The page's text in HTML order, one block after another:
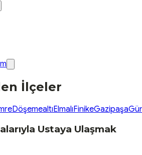
İlçeler
DöşemealtıElmalıFinikeGazipaşa
Ustaya Ulaşmak